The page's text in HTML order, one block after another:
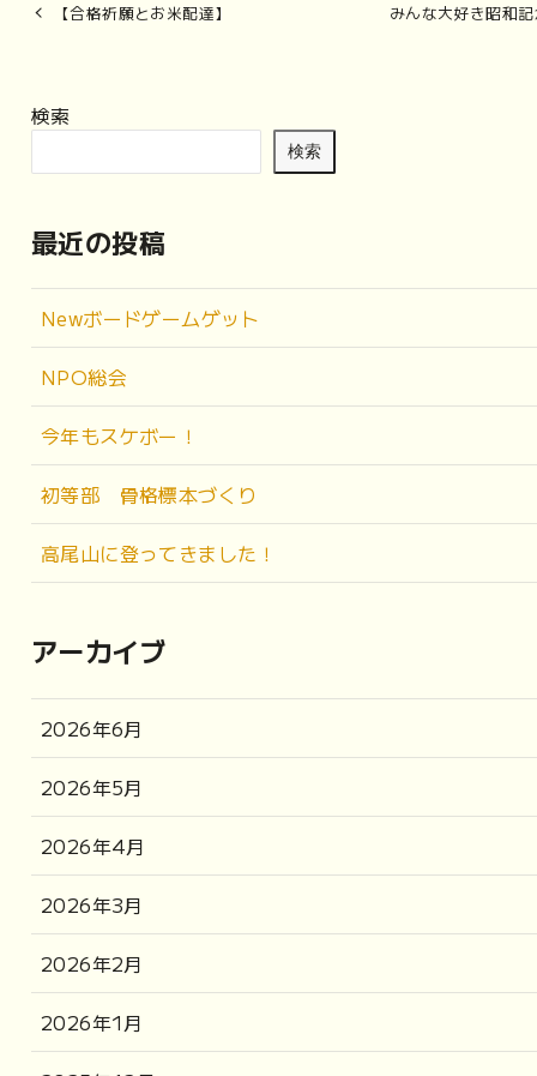
【合格祈願とお米配達】 みんな大好き昭和
検索
検索
最近の投稿
Newボードゲームゲット
NPO総会
今年もスケボー！
初等部 骨格標本づくり
高尾山に登ってきました！
アーカイブ
2026年6月
2026年5月
2026年4月
2026年3月
2026年2月
2026年1月